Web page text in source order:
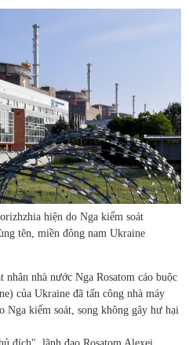
hiện do Nga kiểm soát
tên, miền đông nam Ukraine
nhà nước Nga Rosatom cáo buộc
của Ukraine đã tấn công nhà máy
Nga kiểm soát, song không gây hư hại